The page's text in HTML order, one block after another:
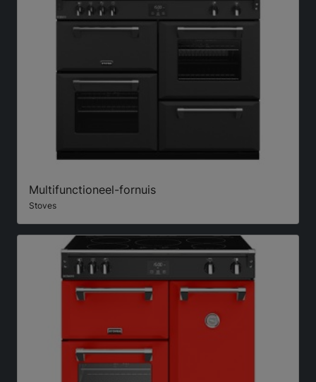
Multifunctioneel-fornuis
Stoves